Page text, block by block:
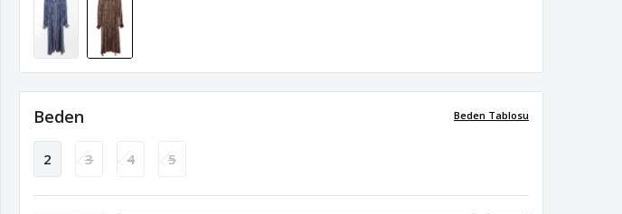
Beden Tablosu
Beden
2 3 4 5